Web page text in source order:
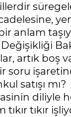
anlam
artık
satışı mı?
tıkır tıkır